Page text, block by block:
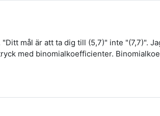
mål är att ta dig till (5,7)" inte "(7,7)".
med binomialkoefficienter.